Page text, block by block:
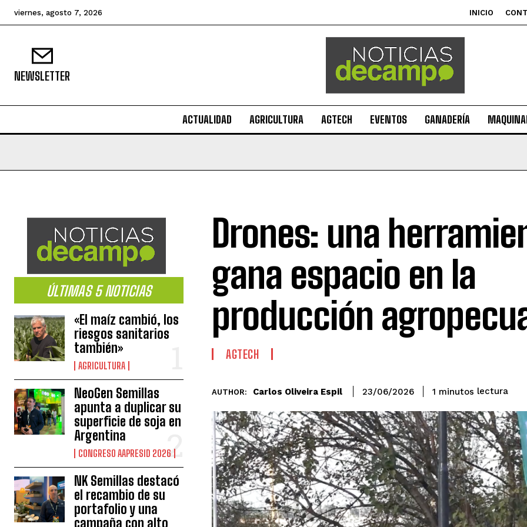
viernes, agosto 7, 2026 INICIO
NEWSLETTER
ACTUALIDAD AGRICULTURA AGTECH EVENTOS GANADERÍA
ÚLTIMAS 5 NOTICIAS
«El maíz cambió, los
riesgos sanitarios
también»
AGRICULTURA
NeoGen Semillas
apunta a duplicar su
superficie de soja en
Argentina
CONGRESO AAPRESID 2026
NK Semillas destacó
el recambio de su
portafolio y una
campaña con alto
Drones: una
gana espacio en la
producción
AGTECH
AUTHOR: Carlos Oliveira Espil 23/06/2026 1 minutos lectura